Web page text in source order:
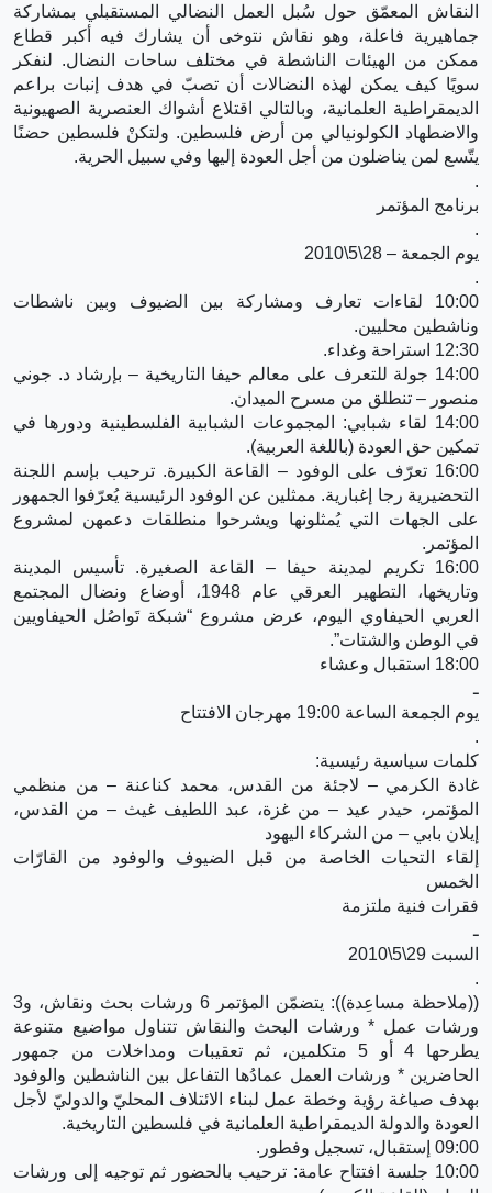
النقاش المعمّق حول سُبل العمل النضالي المستقبلي بمشاركة
جماهيرية فاعلة، وهو نقاش نتوخى أن يشارك فيه أكبر قطاع
ممكن من الهيئات الناشطة في مختلف ساحات النضال. لنفكر
سويًا كيف يمكن لهذه النضالات أن تصبّ في هدف إنبات براعم
الديمقراطية العلمانية، وبالتالي اقتلاع أشواك العنصرية الصهيونية
والاضطهاد الكولونيالي من أرض فلسطين. ولتكنْ فلسطين حضنًا
يتّسع لمن يناضلون من أجل العودة إليها وفي سبيل الحرية.
.
برنامج المؤتمر
.
يوم الجمعة – 28\5\2010
.
10:00 لقاءات تعارف ومشاركة بين الضيوف وبين ناشطات
وناشطين محليين.
12:30 استراحة وغداء.
14:00 جولة للتعرف على معالم حيفا التاريخية – بإرشاد د. جوني
منصور – تنطلق من مسرح الميدان.
14:00 لقاء شبابي: المجموعات الشبابية الفلسطينية ودورها في
تمكين حق العودة (باللغة العربية).
16:00 تعرّف على الوفود – القاعة الكبيرة. ترحيب بإسم اللجنة
التحضيرية رجا إغبارية. ممثلين عن الوفود الرئيسية يُعرّفوا الجمهور
على الجهات التي يُمثلونها ويشرحوا منطلقات دعمهن لمشروع
المؤتمر.
16:00 تكريم لمدينة حيفا – القاعة الصغيرة. تأسيس المدينة
وتاريخها، التطهير العرقي عام 1948، أوضاع ونضال المجتمع
العربي الحيفاوي اليوم، عرض مشروع “شبكة تَواصُل الحيفاويين
في الوطن والشتات”.
18:00 استقبال وعشاء
ـ
يوم الجمعة الساعة 19:00 مهرجان الافتتاح
.
كلمات سياسية رئيسية:
غادة الكرمي – لاجئة من القدس، محمد كناعنة – من منظمي
المؤتمر، حيدر عيد – من غزة، عبد اللطيف غيث – من القدس،
إيلان بابي – من الشركاء اليهود
إلقاء التحيات الخاصة من قبل الضيوف والوفود من القارّات
الخمس
فقرات فنية ملتزمة
ـ
السبت 29\5\2010
.
((ملاحظة مساعِدة)): يتضمّن المؤتمر 6 ورشات بحث ونقاش، و3
ورشات عمل * ورشات البحث والنقاش تتناول مواضيع متنوعة
يطرحها 4 أو 5 متكلمين، ثم تعقيبات ومداخلات من جمهور
الحاضرين * ورشات العمل عمادُها التفاعل بين الناشطين والوفود
بهدف صياغة رؤية وخطة عمل لبناء الائتلاف المحليّ والدوليّ لأجل
العودة والدولة الديمقراطية العلمانية في فلسطين التاريخية.
09:00 إستقبال، تسجيل وفطور.
10:00 جلسة افتتاح عامة: ترحيب بالحضور ثم توجيه إلى ورشات